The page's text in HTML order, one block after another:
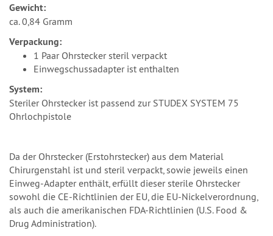
Gewicht:
ca. 0,84 Gramm
Verpackung:
1 Paar Ohrstecker steril verpackt
Einwegschussadapter ist enthalten
System:
Steriler Ohrstecker ist passend zur STUDEX SYSTEM 75
Ohrlochpistole
Da der Ohrstecker (Erstohrstecker) aus dem Material
Chirurgenstahl ist und steril verpackt, sowie jeweils einen
Einweg-Adapter enthält, erfüllt dieser sterile Ohrstecker
sowohl die CE-Richtlinien der EU, die EU-Nickelverordnung,
als auch die amerikanischen FDA-Richtlinien (U.S. Food &
Drug Administration).